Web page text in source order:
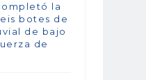
la
botes de
de bajo
de